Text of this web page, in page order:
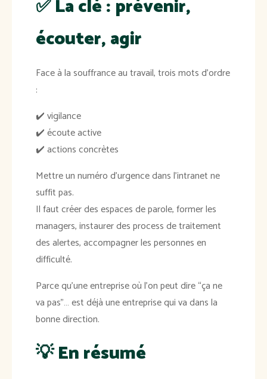
✅La clé : prévenir,
écouter, agir
Face à la souffrance au travail, trois mots d’ordre
:
✔️ vigilance
✔️ écoute active
✔️ actions concrètes
Mettre un numéro d’urgence dans l’intranet ne
suffit pas.
Il faut créer des espaces de parole, former les
managers, instaurer des process de traitement
des alertes, accompagner les personnes en
difficulté.
Parce qu’une entreprise où l’on peut dire “ça ne
va pas”… est déjà une entreprise qui va dans la
bonne direction.
💡En résumé